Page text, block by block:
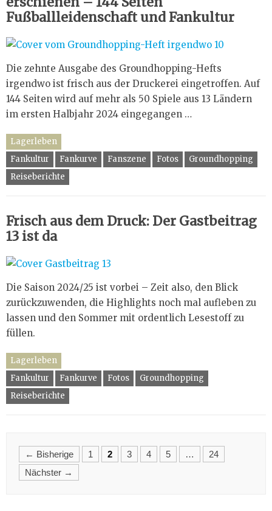
Fußballleidenschaft und Fankultur
Die zehnte Ausgabe des Groundhopping-Hefts
irgendwo ist frisch aus der Druckerei eingetroffen. Auf
144 Seiten wird auf mehr als 50 Spiele aus 13 Ländern
im ersten Halbjahr 2024 eingegangen …
Lagerleben
Fankultur
Fankurve Fanszene Fotos
Groundhopping
Reiseberichte
Frisch aus dem Druck: Der Gastbeitrag
13 ist da
Die Saison 2024/25 ist vorbei – Zeit also, den Blick
zurückzuwenden, die Highlights noch mal aufleben zu
lassen und den Sommer mit ordentlich Lesestoff zu
füllen.
Lagerleben
Fankultur
Fankurve Fotos
Groundhopping
Reiseberichte
Posts
navigation
← Bisherige 1 2 3 4 5 …
24
Nächster →